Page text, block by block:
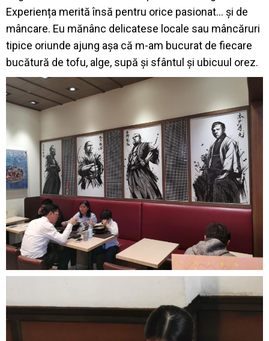
Experiența merită însă pentru orice pasionat… și de
mâncare. Eu mănânc delicatese locale sau mâncăruri
tipice oriunde ajung așa că m-am bucurat de fiecare
bucătură de tofu, alge, supă și sfântul și ubicuul orez.